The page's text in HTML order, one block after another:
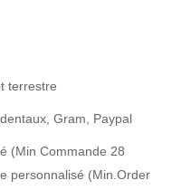
terrestre
Gram, Paypal
(Min Commande 28
personnalisé (Min.Order